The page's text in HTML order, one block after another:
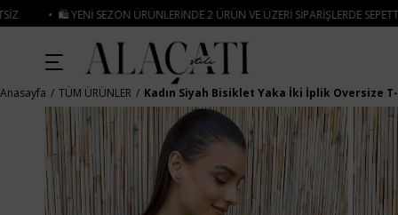
2 ÜRÜN VE ÜZERI SIPARIŞLERDE SEPETTE%15 İNDIRIM •
Anasayfa TÜM ÜRÜNLER Kadın Siyah Bisiklet Yaka İki İplik Oversize T-